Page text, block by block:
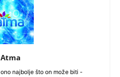
Atma
najbolje što on može biti -